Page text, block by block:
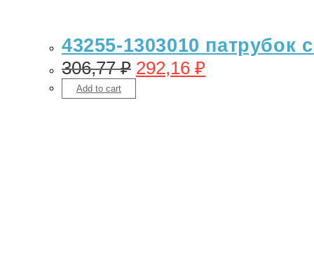
43255-1303010
306,77₽ 292,16 ₽
Add to cart